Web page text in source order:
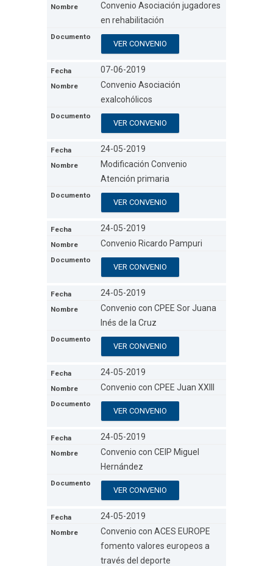
Convenio Asociación jugadores
en rehabilitación
VER CONVENIO
07-06-2019
Convenio Asociación
exalcohólicos
VER CONVENIO
24-05-2019
Modificación Convenio
Atención primaria
VER CONVENIO
24-05-2019
Convenio Ricardo Pampuri
VER CONVENIO
24-05-2019
Convenio con CPEE Sor Juana
Inés de la Cruz
VER CONVENIO
24-05-2019
Convenio con CPEE Juan XXIII
VER CONVENIO
24-05-2019
Convenio con CEIP Miguel
Hernández
VER CONVENIO
24-05-2019
Convenio con ACES EUROPE
fomento valores europeos a
través del deporte